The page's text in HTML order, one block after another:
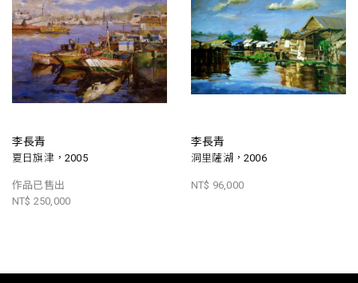
李長青
夏日旗津，2005
作品已售出
NT$ 250,000
李長青
洞里薩湖，2006
NT$ 96,000